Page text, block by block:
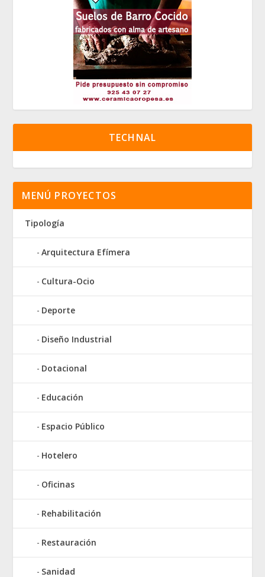
TECHNAL
MENÚ PROYECTOS
Tipología
Arquitectura Efímera
Cultura-Ocio
Deporte
Diseño Industrial
Dotacional
Educación
Espacio Público
Hotelero
Oficinas
Rehabilitación
Restauración
Sanidad